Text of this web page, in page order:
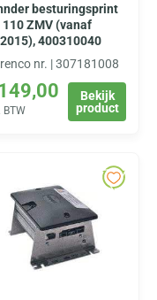
besturingsprint
110 ZMV (vanaf
400310040
nr. | 307181008
BTW
Bekijk
product